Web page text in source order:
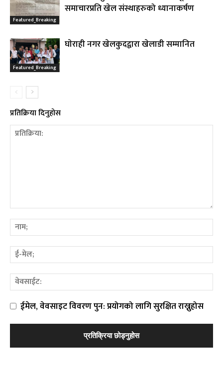
Featured_Breaking
समाचारप्रति खेल संस्थाहरुको ध्यानाकर्षण
Featured_Breaking
घाेराही नगर खेलकुदद्वारा खेलाडी सम्मानित
प्रतिक्रिया दिनुहोस
ईमेल, वेवसाइट विवरण पुन: प्रयोगको लागि सुरक्षित राख्नुहोस